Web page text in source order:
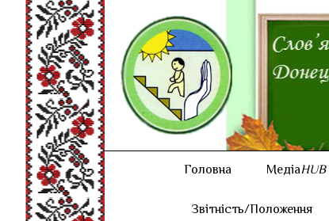
Головна МедіаHUB
Звітність/Положення